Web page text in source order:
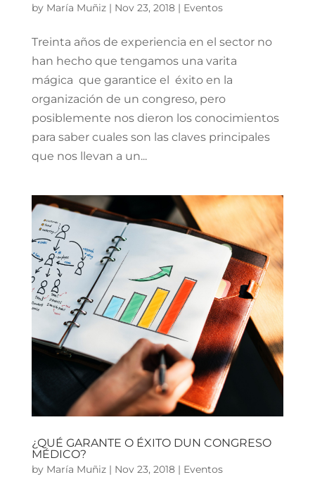
by María Muñiz| Nov 23, 2018| Eventos
Treinta años de experiencia en el sector no
han hecho que tengamos una varita
mágica que garantice el éxito en la
organización de un congreso, pero
posiblemente nos dieron los conocimientos
para saber cuales son las claves principales
que nos llevan a un...
¿QUÉ GARANTE O ÉXITO DUN CONGRESO
MÉDICO?
by María Muñiz| Nov 23, 2018| Eventos